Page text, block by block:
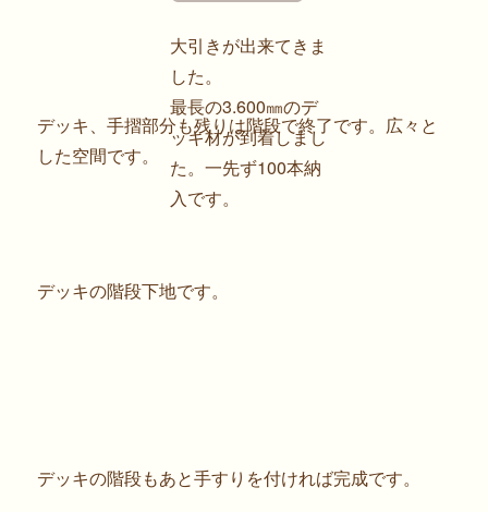
大引きが出来てきま
した。
最長の3.600㎜のデ
ッキ材が到着しまし
た。一先ず100本納
入です。
デッキ、手摺部分も残りは階段で終了です。広々と
した空間です。
デッキの階段下地です。
デッキの階段もあと手すりを付ければ完成です。